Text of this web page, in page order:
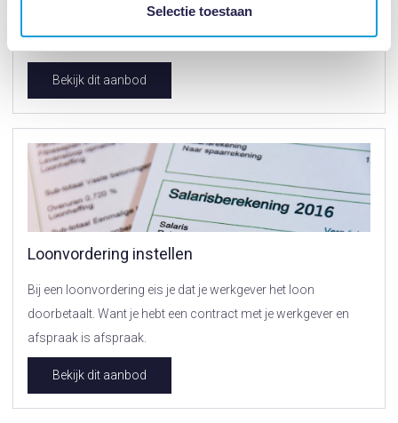
Selectie toestaan
Houdt de debiteur zich niet aan zijn betalingsverplichtingen?
Bekijk dit aanbod
Loonvordering instellen
Bij een loonvordering eis je dat je werkgever het loon
doorbetaalt. Want je hebt een contract met je werkgever en
afspraak is afspraak.
Bekijk dit aanbod